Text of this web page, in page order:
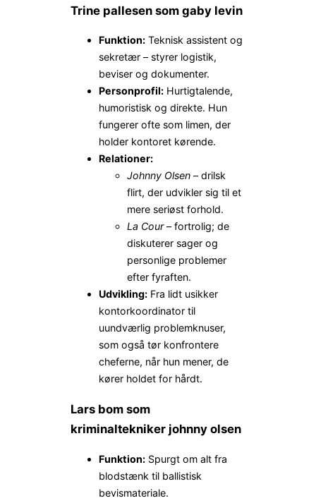
Trine pallesen som gaby levin
Funktion: Teknisk assistent og
sekretær – styrer logistik,
beviser og dokumenter.
Personprofil: Hurtigtalende,
humoristisk og direkte. Hun
fungerer ofte som limen, der
holder kontoret kørende.
Relationer:
Johnny Olsen – drilsk
flirt, der udvikler sig til et
mere seriøst forhold.
La Cour– fortrolig; de
diskuterer sager og
personlige problemer
efter fyraften.
Udvikling: Fra lidt usikker
kontor­koordinator til
uundværlig problemknuser,
som også tør konfrontere
cheferne, når hun mener, de
kører holdet for hårdt.
Lars bom som
kriminaltekniker johnny olsen
Funktion: Spurgt om alt fra
blodstænk til ballistisk
bevismateriale.